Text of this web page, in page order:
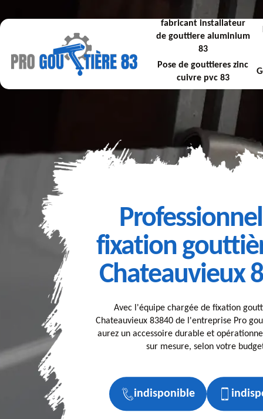
fabricant installateur
de gouttiere aluminium
83
Pose de gouttieres zinc
cuivre pvc 83
fixation
Chateauvieux
Avec l'équipe chargée de fixation
Chateauvieux 83840 de l'entreprise Pro
aurez un accessoire durable et
sur mesure, selon votre
indisponible